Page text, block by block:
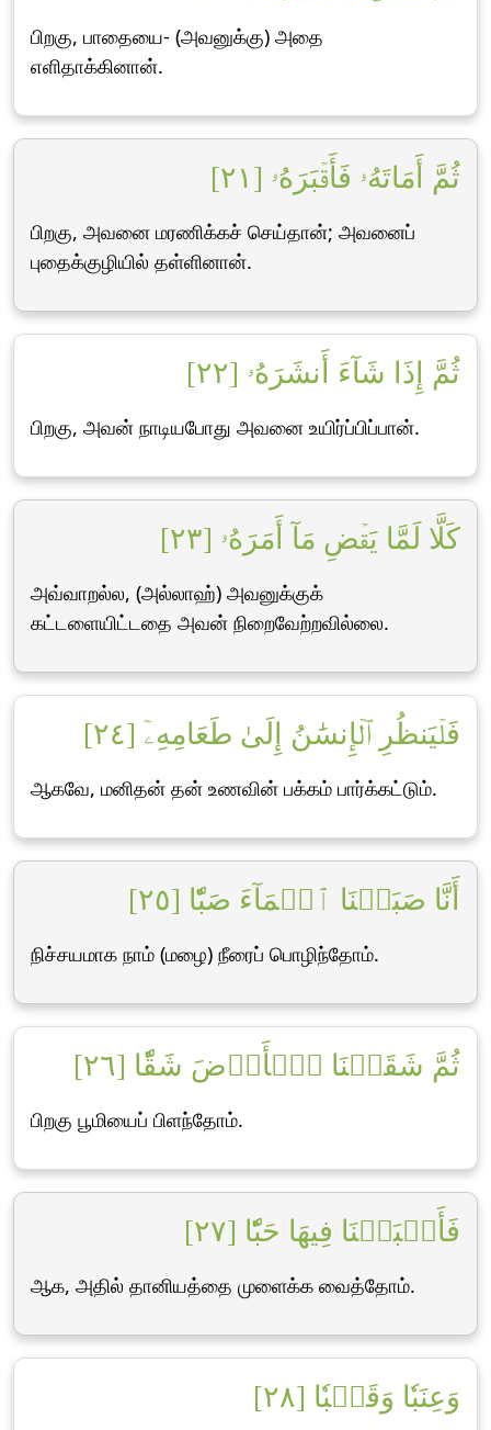
பிறகு, பாதையை- (அவனுக்கு) அதை
எளிதாக்கினான்.
ثُمَّ أَمَاتَهُۥ فَأَقۡبَرَهُۥ [٢١]
பிறகு, அவனை மரணிக்கச் செய்தான்; அவனைப்
புதைக்குழியில் தள்ளினான்.
ثُمَّ إِذَا شَآءَ أَنشَرَهُۥ [٢٢]
பிறகு, அவன் நாடியபோது அவனை உயிர்ப்பிப்பான்.
كَلَّا لَمَّا يَقۡضِ مَآ أَمَرَهُۥ [٢٣]
அவ்வாறல்ல, (அல்லாஹ்) அவனுக்குக்
கட்டளையிட்டதை அவன் நிறைவேற்றவில்லை.
فَلۡيَنظُرِ ٱلۡإِنسَٰنُ إِلَىٰ طَعَامِهِۦٓ [٢٤]
ஆகவே, மனிதன் தன் உணவின் பக்கம் பார்க்கட்டும்.
أَنَّا صَبَبۡنَا ٱلۡمَآءَ صَبّٗا [٢٥]
நிச்சயமாக நாம் (மழை) நீரைப் பொழிந்தோம்.
ثُمَّ شَقَقۡنَا ٱلۡأَرۡضَ شَقّٗا [٢٦]
பிறகு பூமியைப் பிளந்தோம்.
فَأَنۢبَتۡنَا فِيهَا حَبّٗا [٢٧]
ஆக, அதில் தானியத்தை முளைக்க வைத்தோம்.
وَعِنَبٗا وَقَضۡبٗا [٢٨]